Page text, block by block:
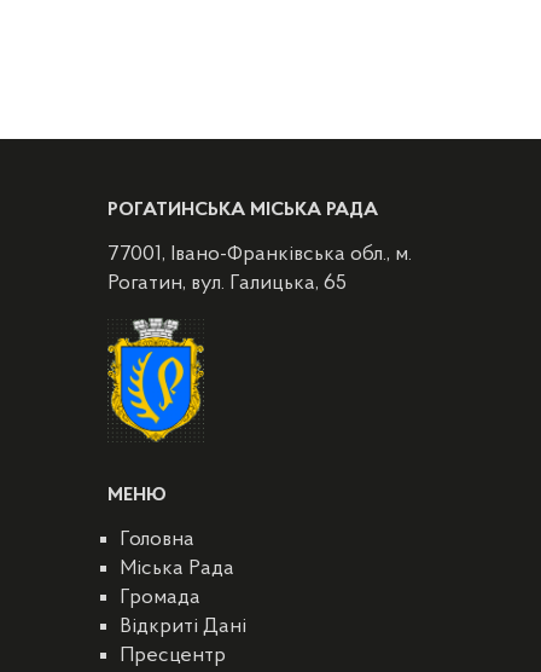
РОГАТИНСЬКА МІСЬКА РАДА
77001, Івано-Франківська обл., м.
Рогатин, вул. Галицька, 65
МЕНЮ
Головна
Міська Рада
Громада
Відкриті Дані
Пресцентр